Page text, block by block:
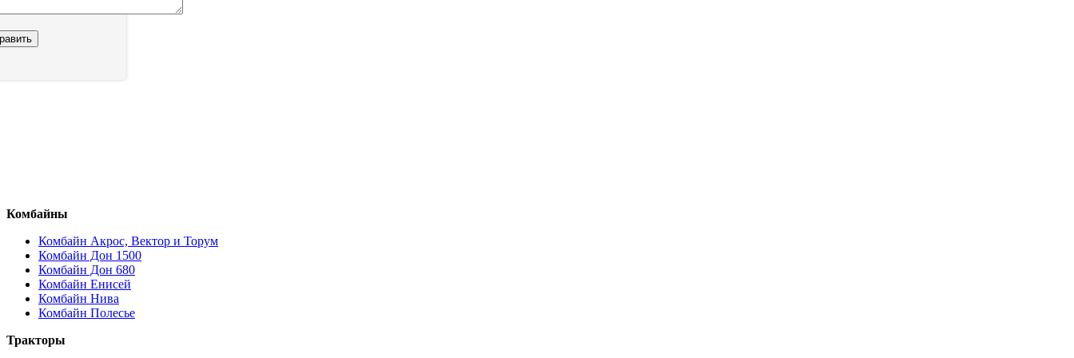
Комбайны
Комбайн Акрос, Вектор и Торум
Комбайн Дон 1500
Комбайн Дон 680
Комбайн Енисей
Комбайн Нива
Комбайн Полесье
Тракторы